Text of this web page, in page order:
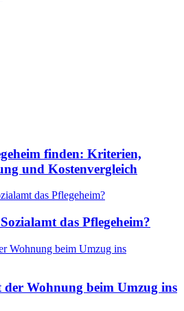
finden: Kriterien,
und Kostenvergleich
das Pflegeheim?
der Wohnung beim Umzug ins